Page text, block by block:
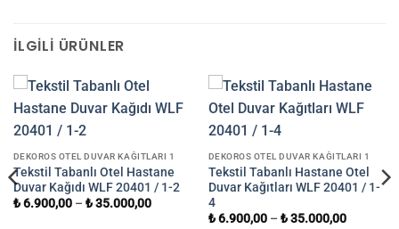
İLGILI ÜRÜNLER
DEKOROS OTEL DUVAR KAĞITLARI 1
Tekstil Tabanlı Otel Hastane
Duvar Kağıdı WLF 20401 / 1-2
₺6.900,00– ₺35.000,00
DEKOROS OTEL DUVAR KAĞITLARI 1
Tekstil Tabanlı Hastane Otel
Duvar Kağıtları WLF 20401 / 1-
4
₺6.900,00– ₺35.000,00